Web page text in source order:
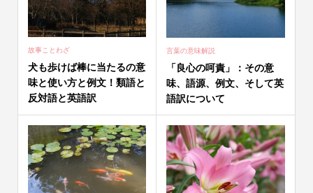
故事ことわざ
犬も歩けば棒に当たるの意
味と使い方と例文！類語と
反対語と英語訳
言葉の意味解説
「良心の呵責」：その意
味、語源、例文、そして英
語訳について